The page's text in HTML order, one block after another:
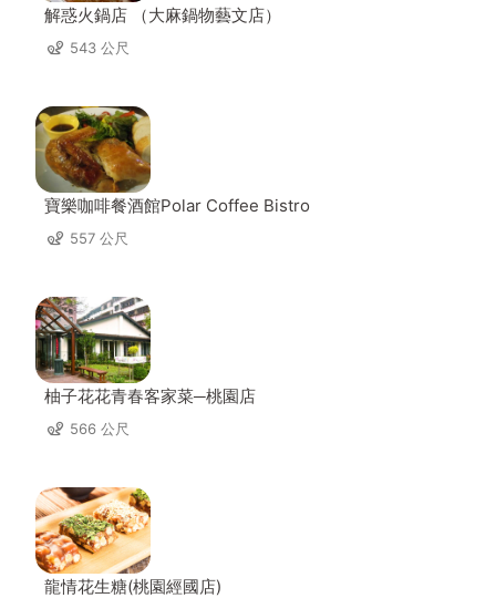
解惑火鍋店 （大麻鍋物藝文店）
543 公尺
寶樂咖啡餐酒館Polar Coffee Bistro
557 公尺
柚子花花青春客家菜─桃園店
566 公尺
龍情花生糖(桃園經國店)